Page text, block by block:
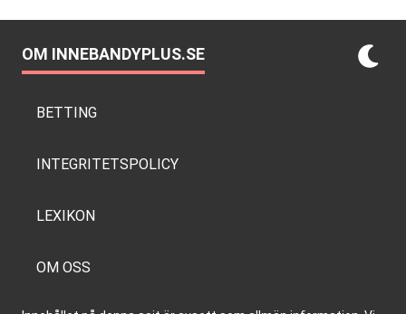
OM INNEBANDYPLUS.SE
BETTING
INTEGRITETSPOLICY
LEXIKON
OM OSS